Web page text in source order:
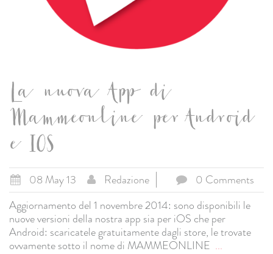
La nuova App di
Mammeonline per Android
e IOS
08 May 13 Redazione
0 Comments
Aggiornamento del 1 novembre 2014: sono disponibili le
nuove versioni della nostra app sia per iOS che per
Android: scaricatele gratuitamente dagli store, le trovate
ovvamente sotto il nome di MAMMEONLINE ...